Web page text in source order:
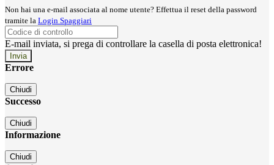
Non hai una e-mail associata al nome utente? Effettua il reset della password
tramite la Login Spaggiari
E-mail inviata, si prega di controllare la casella di posta elettronica!
Errore
Chiudi
Successo
Chiudi
Informazione
Chiudi